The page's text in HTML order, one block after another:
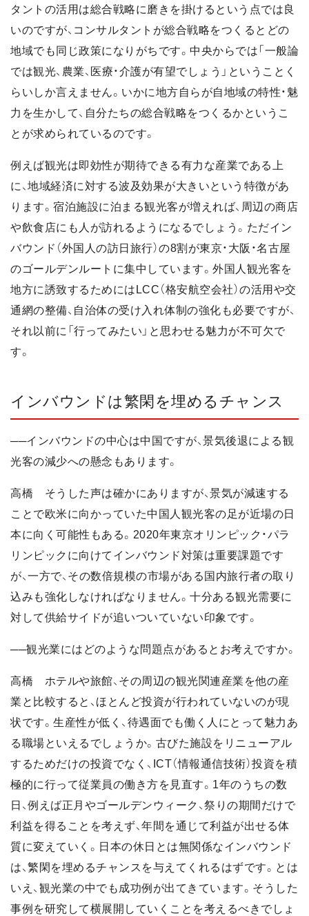
タントの活用は総合戦略に磨きを掛けるという点では良
いのですが、コンサルタントが総合戦略をつくるとどの
地域でも同じ政策になりがちです。中央からでは「一般論
では観光、農業、医療・介護が有望でしょう」ということく
らいしか言えません。いかに地方自らが自地域の特性・魅
力を生かして、自分たちの総合戦略をつくるかというこ
とが求められているのです。
例えば観光は即効性が期待できる有力な産業である上
に、地域経済に対する波及効果が大きいという特徴があ
ります。宿泊施設に泊まる観光客が増えれば、周辺の商店
や飲食店にも人が訪れるようになるでしょう。ただイン
バウンド（外国人の訪日旅行）の8割が東京・大阪・名古屋
のゴールデンルートに集中しています。外国人観光客を
地方に誘致するためにはLCC（格安航空会社）の活用や交
通網の整備、自治体の受け入れ体制の強化も必要ですが、
それ以前に「行ってみたい」と思わせる魅力が不可欠で
す。
インバウンドは繁閑を埋めるチャンス
──インバウンドの中心は中国ですが、景気後退による観
光客の減少への懸念もあります。
高橋 そうした声は確かにありますが、景気が減速する
ことで欧米に向かっていた中国人観光客の足が近場の日
本に向く可能性もある。2020年東京オリンピック・パラ
リンピックに向けてインバウンド対策は重要課題です
が、一方で、その数倍規模の市場がある国内旅行者の取り
込みも強化しなければなりません。十分ある観光需要に
対して供給サイドが追いついていない印象です。
──観光業にはどのような問題点があるとお考えですか。
高橋 ホテルや旅館、その周辺の観光関連産業を他の産
業と比較すると、ほとんど投資が行われていないのが現
状です。生産性が低く、待遇面でも働く人にとって魅力あ
る職場といえるでしょうか。古びた施設をリニューアル
するためだけの投資でなく、ICT（情報通信技術）投資を積
極的に行って従業員の働き方を見直す。1年のうちの数
日、例えば正月やゴールデンウィーク、祭りの期間だけで
利益を得ることを考えず、年間を通じて利益が出せる体
質に変えていく。日本の休日とは無関係なインバウンド
は、繁閑を埋めるチャンスを与えてくれるはずです。とは
いえ、観光業の中でも成功例が出てきています。そうした
事例を研究して横展開していくことを考えるべきでしょ